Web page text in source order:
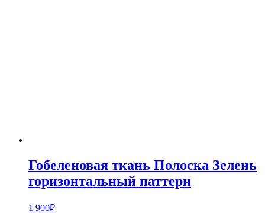
Гобеленовая ткань Полоска Зелень
горизонтальный паттерн
1 900₽